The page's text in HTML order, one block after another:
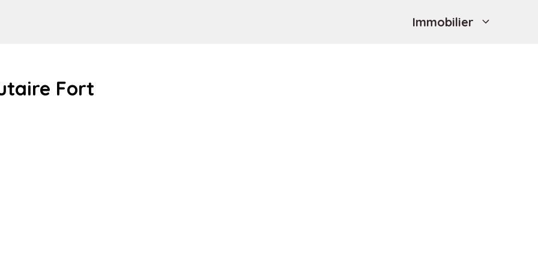
Immobilier
Fort